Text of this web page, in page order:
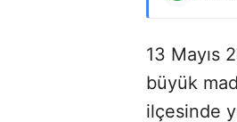
13 Mayıs
büyük
ilçesinde